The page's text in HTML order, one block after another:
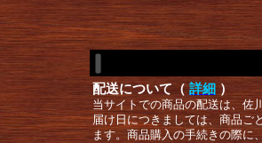
配送について（ 詳細 ）
当サイトでの商品の配送は、佐
届け日につきましては、商品ご
ます。商品購入の手続きの際に